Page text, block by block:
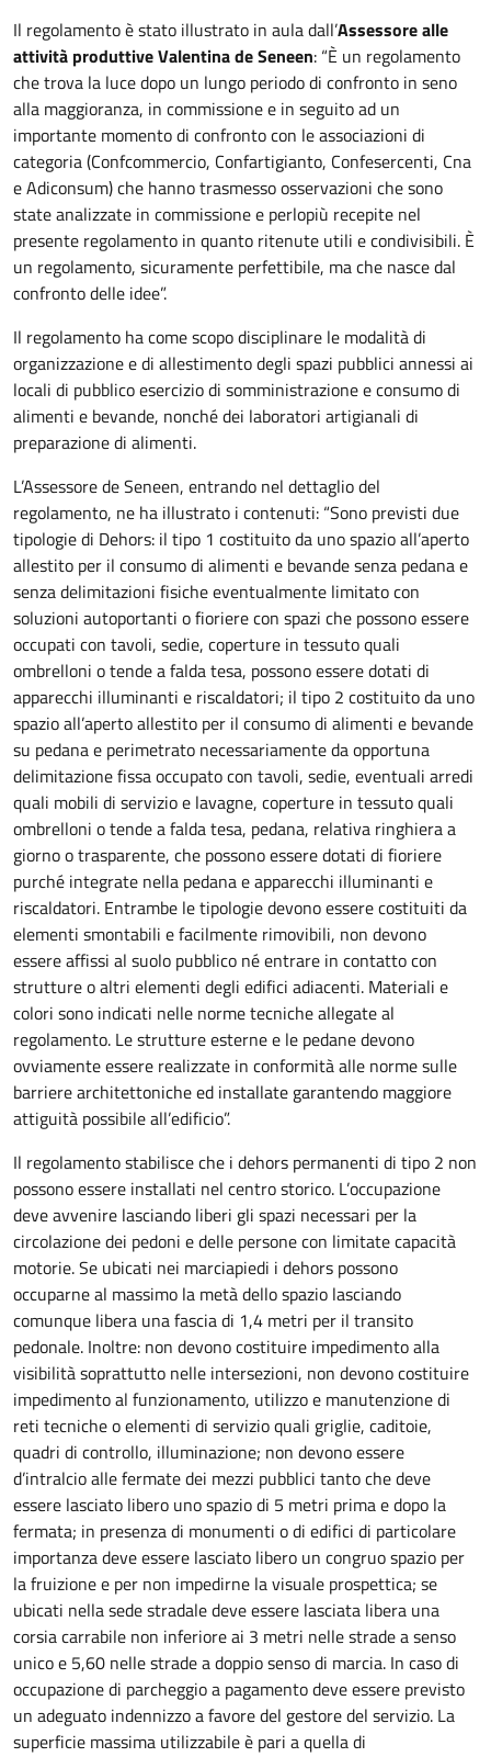
Il regolamento è stato illustrato in aula dall’Assessore alle
attività produttive Valentina de Seneen: “È un regolamento
che trova la luce dopo un lungo periodo di confronto in seno
alla maggioranza, in commissione e in seguito ad un
importante momento di confronto con le associazioni di
categoria (Confcommercio, Confartigianto, Confesercenti, Cna
e Adiconsum) che hanno trasmesso osservazioni che sono
state analizzate in commissione e perlopiù recepite nel
presente regolamento in quanto ritenute utili e condivisibili. È
un regolamento, sicuramente perfettibile, ma che nasce dal
confronto delle idee”.
Il regolamento ha come scopo disciplinare le modalità di
organizzazione e di allestimento degli spazi pubblici annessi ai
locali di pubblico esercizio di somministrazione e consumo di
alimenti e bevande, nonché dei laboratori artigianali di
preparazione di alimenti.
L’Assessore de Seneen, entrando nel dettaglio del
regolamento, ne ha illustrato i contenuti: “Sono previsti due
tipologie di Dehors: il tipo 1 costituito da uno spazio all’aperto
allestito per il consumo di alimenti e bevande senza pedana e
senza delimitazioni fisiche eventualmente limitato con
soluzioni autoportanti o fioriere con spazi che possono essere
occupati con tavoli, sedie, coperture in tessuto quali
ombrelloni o tende a falda tesa, possono essere dotati di
apparecchi illuminanti e riscaldatori; il tipo 2 costituito da uno
spazio all’aperto allestito per il consumo di alimenti e bevande
su pedana e perimetrato necessariamente da opportuna
delimitazione fissa occupato con tavoli, sedie, eventuali arredi
quali mobili di servizio e lavagne, coperture in tessuto quali
ombrelloni o tende a falda tesa, pedana, relativa ringhiera a
giorno o trasparente, che possono essere dotati di fioriere
purché integrate nella pedana e apparecchi illuminanti e
riscaldatori. Entrambe le tipologie devono essere costituiti da
elementi smontabili e facilmente rimovibili, non devono
essere affissi al suolo pubblico né entrare in contatto con
strutture o altri elementi degli edifici adiacenti. Materiali e
colori sono indicati nelle norme tecniche allegate al
regolamento. Le strutture esterne e le pedane devono
ovviamente essere realizzate in conformità alle norme sulle
barriere architettoniche ed installate garantendo maggiore
attiguità possibile all’edificio”.
Il regolamento stabilisce che i dehors permanenti di tipo 2 non
possono essere installati nel centro storico. L’occupazione
deve avvenire lasciando liberi gli spazi necessari per la
circolazione dei pedoni e delle persone con limitate capacità
motorie. Se ubicati nei marciapiedi i dehors possono
occuparne al massimo la metà dello spazio lasciando
comunque libera una fascia di 1,4 metri per il transito
pedonale. Inoltre: non devono costituire impedimento alla
visibilità soprattutto nelle intersezioni, non devono costituire
impedimento al funzionamento, utilizzo e manutenzione di
reti tecniche o elementi di servizio quali griglie, caditoie,
quadri di controllo, illuminazione; non devono essere
d’intralcio alle fermate dei mezzi pubblici tanto che deve
essere lasciato libero uno spazio di 5 metri prima e dopo la
fermata; in presenza di monumenti o di edifici di particolare
importanza deve essere lasciato libero un congruo spazio per
la fruizione e per non impedirne la visuale prospettica; se
ubicati nella sede stradale deve essere lasciata libera una
corsia carrabile non inferiore ai 3 metri nelle strade a senso
unico e 5,60 nelle strade a doppio senso di marcia. In caso di
occupazione di parcheggio a pagamento deve essere previsto
un adeguato indennizzo a favore del gestore del servizio. La
superficie massima utilizzabile è pari a quella di